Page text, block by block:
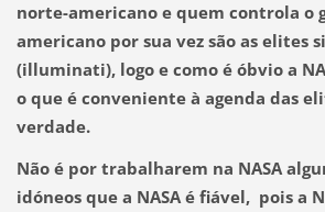
norte-americano e quem controla o
americano por sua vez são as elites
(illuminati), logo e como é óbvio a
o que é conveniente à agenda das
verdade.
Não é por trabalharem na NASA
idóneos que a NASA é fiável, pois a